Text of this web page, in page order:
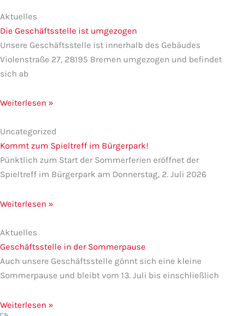
Aktuelles
Die Geschäftsstelle ist umgezogen
Unsere Geschäftsstelle ist innerhalb des Gebäudes
Violenstraße 27, 28195 Bremen umgezogen und befindet
sich ab
Weiterlesen »
Uncategorized
Kommt zum Spieltreff im Bürgerpark!
Pünktlich zum Start der Sommerferien eröffnet der
Spieltreff im Bürgerpark am Donnerstag, 2. Juli 2026
Weiterlesen »
Aktuelles
Geschäftsstelle in der Sommerpause
Auch unsere Geschäftsstelle gönnt sich eine kleine
Sommerpause und bleibt vom 13. Juli bis einschließlich
Weiterlesen »